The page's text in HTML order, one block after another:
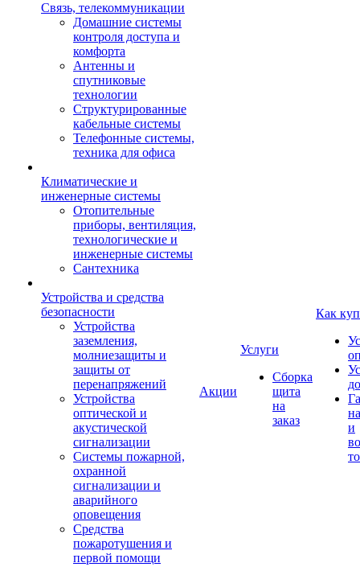
Связь, телекоммуникации
Домашние системы
контроля доступа и
комфорта
Антенны и
спутниковые
технологии
Структурированные
кабельные системы
Телефонные системы,
техника для офиса
Климатические и
инженерные системы
Отопительные
приборы, вентиляция,
технологические и
инженерные системы
Сантехника
Устройства и средства
безопасности
Устройства
заземления,
молниезащиты и
защиты от
перенапряжений
Устройства
оптической и
акустической
сигнализации
Системы пожарной,
охранной
сигнализации и
аварийного
оповещения
Средства
пожаротушения и
первой помощи
Акции
Услуги
Сборка
щита
на
заказ
Как
и